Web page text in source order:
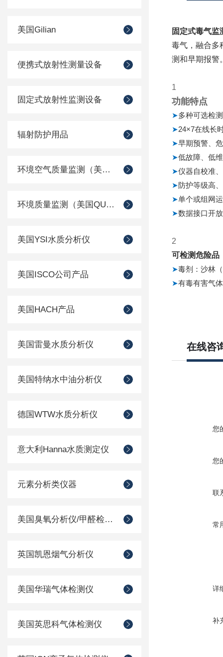
美国Gilian
便携式放射性测量设备
固定式放射性监测设备
辐射防护用品
环境空气质量监测（美国Met one）
环境质量监测（美国QUEST）
美国YSI水质分析仪
美国ISCO公司产品
美国HACH产品
美国雷曼水质分析仪
美国特纳水中油分析仪
德国WTW水质分析仪
意大利Hanna水质测定仪
元素分析类仪器
美国臭氧分析仪/甲醛检测仪
英国凯恩烟气分析仪
美国华瑞气体检测仪
美国英思科气体检测仪
固定式毒气监
毒气，融合多
测和早期报警
1
功能特点
➤多种可选检
➤24×7在线长
➤早期预警、
➤低故障、低
➤仪器自校准
➤防护等级高
➤单个或组网
➤数据接口开放
2
可检测危险品
➤毒剂：沙林（
➤有毒有害气
在线咨
您
您
联
常
详
补